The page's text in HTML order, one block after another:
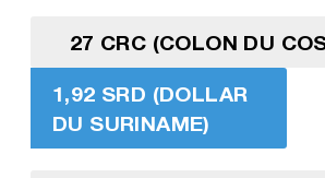
27 CRC (COLON DU
1,92 SRD (DOLLAR
DU SURINAME)